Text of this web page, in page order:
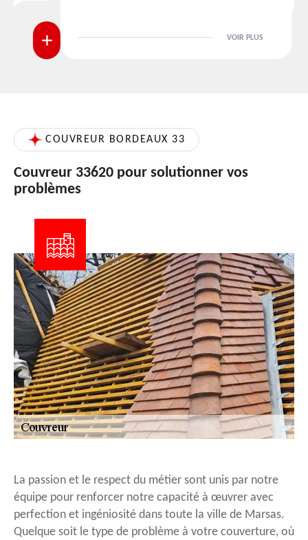
VOIR PLUS
COUVREUR BORDEAUX 33
Couvreur 33620 pour solutionner vos
problèmes
La passion et le respect du métier sont unis par notre
équipe pour renforcer notre capacité à œuvrer avec
perfection et ingéniosité dans toute la ville de Marsas.
Quelque soit le type de problème à votre couverture, où